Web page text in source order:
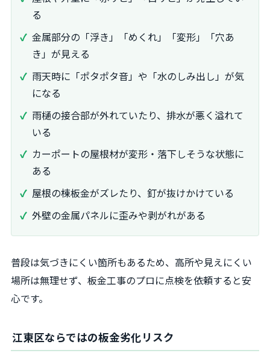
る
金属部分の「浮き」「めくれ」「変形」「穴あ
き」が見える
雨天時に「ポタポタ音」や「水のしみ出し」が気
になる
雨樋の接合部が外れていたり、排水が悪く溢れて
いる
カーポートの屋根材が変形・落下しそうな状態に
ある
屋根の棟板金がズレたり、釘が抜けかけている
外壁の金属パネルに歪みや剥がれがある
普段は気づきにくい箇所もあるため、高所や見えにくい
場所は無理せず、板金工事のプロに点検を依頼すると安
心です。
江東区ならではの板金劣化リスク